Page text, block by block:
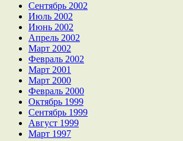
Сентябрь 2002
Июль 2002
Июнь 2002
Апрель 2002
Март 2002
Февраль 2002
Март 2001
Март 2000
Февраль 2000
Октябрь 1999
Сентябрь 1999
Август 1999
Март 1997